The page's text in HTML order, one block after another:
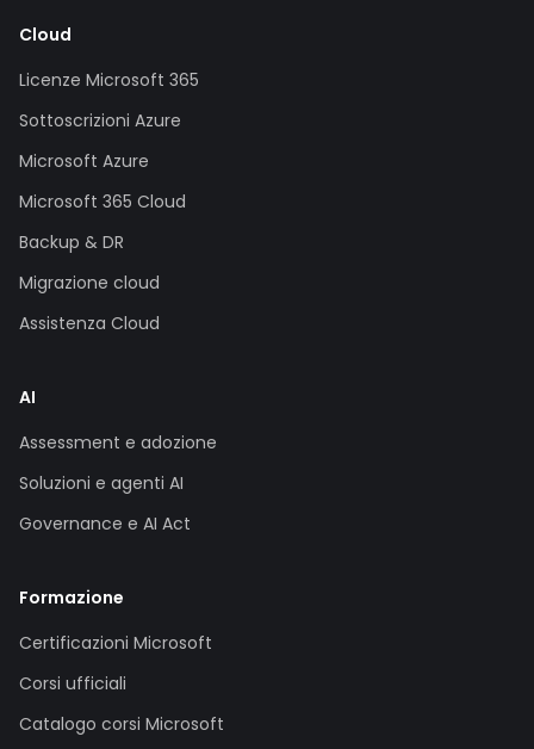
Cloud
Licenze Microsoft 365
Sottoscrizioni Azure
Microsoft Azure
Microsoft 365 Cloud
Backup & DR
Migrazione cloud
Assistenza Cloud
AI
Assessment e adozione
Soluzioni e agenti AI
Governance e AI Act
Formazione
Certificazioni Microsoft
Corsi ufficiali
Catalogo corsi Microsoft